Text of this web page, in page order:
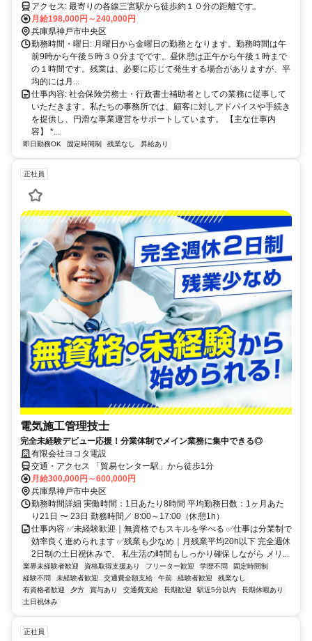
アクセス: 最寄りの各線三宮駅から徒歩約１０分の距離です。
月給198,000円～240,000円
兵庫県神戸市中央区
勤務時間・曜日: 月曜日から金曜日の勤務となります。勤務時間は午
前9時から午後５時３０分までです。昼休憩は正午から午後１時まで
の１時間です。残業は、必要に応じて発生する場合がありますが、平
均的には月...
仕事内容: 社会保険労務士・行政書士補助者としての業務に従事して
いただきます。私たちの事務所では、顧客に対しアドバイスや手続き
を提供し、円滑な事業運営をサポートしています。 【主な仕事内
容】 *...
即日勤務OK 固定時間制 残業なし 昇給あり
正社員
電気施工管理技士
完全未経験デビュー応援！分業体制でメイン業務に集中できる◎
有限会社ヨコタ電設
交通・アクセス 「貿易センター駅」から徒歩1分
月給300,000円～600,000円
兵庫県神戸市中央区
勤務時間詳細 実働時間：1日あたり8時間 平均勤務日数：1ヶ月あた
り21日 〜 23日 勤務時間／ 8:00～17:00（休憩1h）
仕事内容 ✅未経験歓迎｜無資格でもスキルを学べる ✅仕事は分業制で
効率良く進められます ✅残業も少なめ｜月残業平均20h以下 完全週休
2日制の土日祝休みで、 私生活の時間もしっかり確保しながら メリ...
業界未経験者歓迎 資格取得支援あり フリーター歓迎 学歴不問
固定時間制
経験不問
未経験者歓迎 交通費全額支給 午前 経験者歓迎
残業なし
有資格者歓迎
夕方 賞与あり 交通費支給 長期歓迎 駅近5分以内
長期休暇あり
土日祝休み
正社員